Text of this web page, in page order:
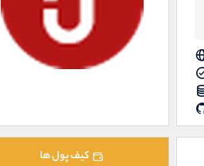
کیف پول ها